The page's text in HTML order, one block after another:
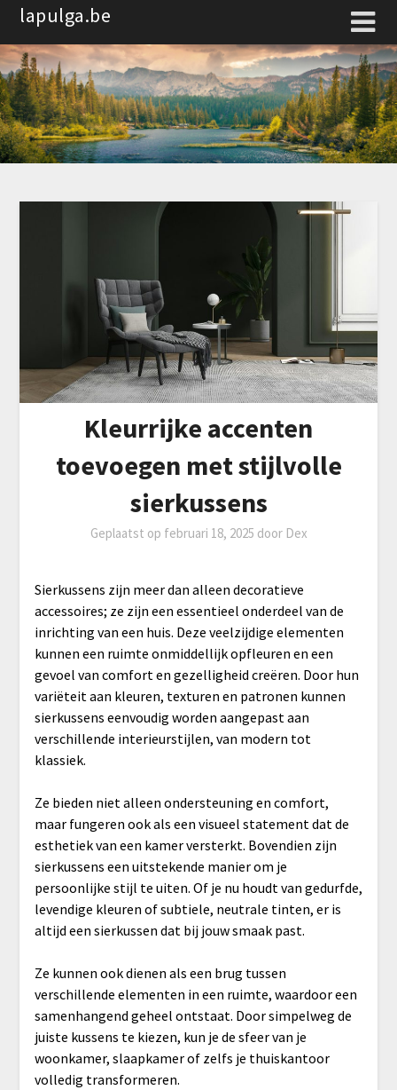
Spring
de
inhoud
lapulga.be
Kleurrijke accenten
toevoegen met stijlvolle
sierkussens
Geplaatst op februari 18, 2025 door Dex
Sierkussens zijn meer dan alleen decoratieve
accessoires; ze zijn een essentieel onderdeel van de
inrichting van een huis. Deze veelzijdige elementen
kunnen een ruimte onmiddellijk opfleuren en een
gevoel van comfort en gezelligheid creëren. Door hun
variëteit aan kleuren, texturen en patronen kunnen
sierkussens eenvoudig worden aangepast aan
verschillende interieurstijlen, van modern tot
klassiek.
Ze bieden niet alleen ondersteuning en comfort,
maar fungeren ook als een visueel statement dat de
esthetiek van een kamer versterkt. Bovendien zijn
sierkussens een uitstekende manier om je
persoonlijke stijl te uiten. Of je nu houdt van gedurfde,
levendige kleuren of subtiele, neutrale tinten, er is
altijd een sierkussen dat bij jouw smaak past.
Ze kunnen ook dienen als een brug tussen
verschillende elementen in een ruimte, waardoor een
samenhangend geheel ontstaat. Door simpelweg de
juiste kussens te kiezen, kun je de sfeer van je
woonkamer, slaapkamer of zelfs je thuiskantoor
volledig transformeren.